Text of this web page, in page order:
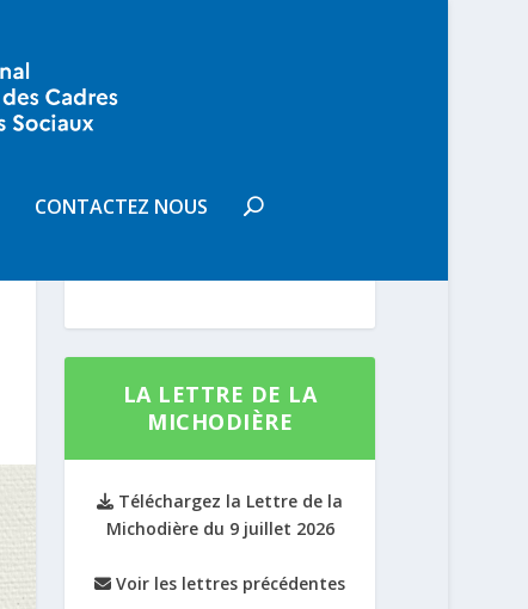
CONTACTEZ NOUS
RECEVOIR LA LETTRE DE LA
MICHODIÈRE
LA LETTRE DE LA
MICHODIÈRE
Téléchargez la Lettre de la
Michodière du 9 juillet 2026
Voir les lettres précédentes